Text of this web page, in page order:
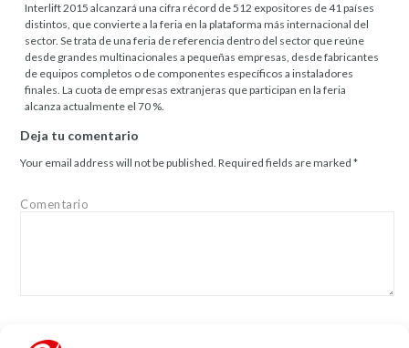
Interlift 2015 alcanzará una cifra récord de 512 expositores de 41 países
distintos, que convierte a la feria en la plataforma más internacional del
sector. Se trata de una feria de referencia dentro del sector que reúne
desde grandes multinacionales a pequeñas empresas, desde fabricantes
de equipos completos o de componentes específicos a instaladores
finales. La cuota de empresas extranjeras que participan en la feria
alcanza actualmente el 70 %.
Deja tu comentario
Your email address will not be published. Required fields are marked*
Comentario